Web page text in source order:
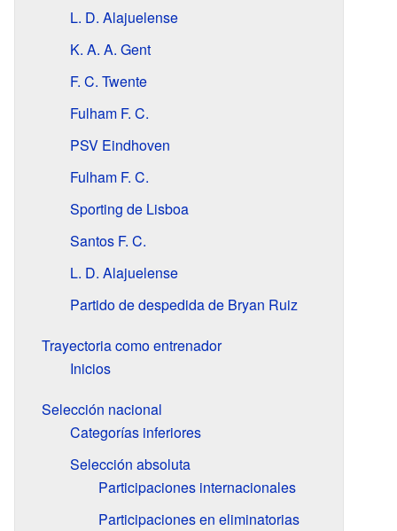
L. D. Alajuelense
K. A. A. Gent
F. C. Twente
Fulham F. C.
PSV Eindhoven
Fulham F. C.
Sporting de Lisboa
Santos F. C.
L. D. Alajuelense
Partido de despedida de Bryan Ruiz
Trayectoria como entrenador
Inicios
Selección nacional
Categorías inferiores
Selección absoluta
Participaciones internacionales
Participaciones en eliminatorias